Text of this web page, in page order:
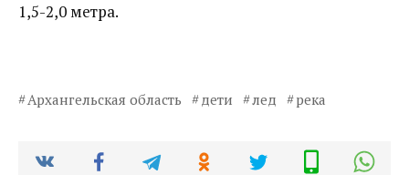
1,5-2,0 метра.
Архангельская область дети лед река